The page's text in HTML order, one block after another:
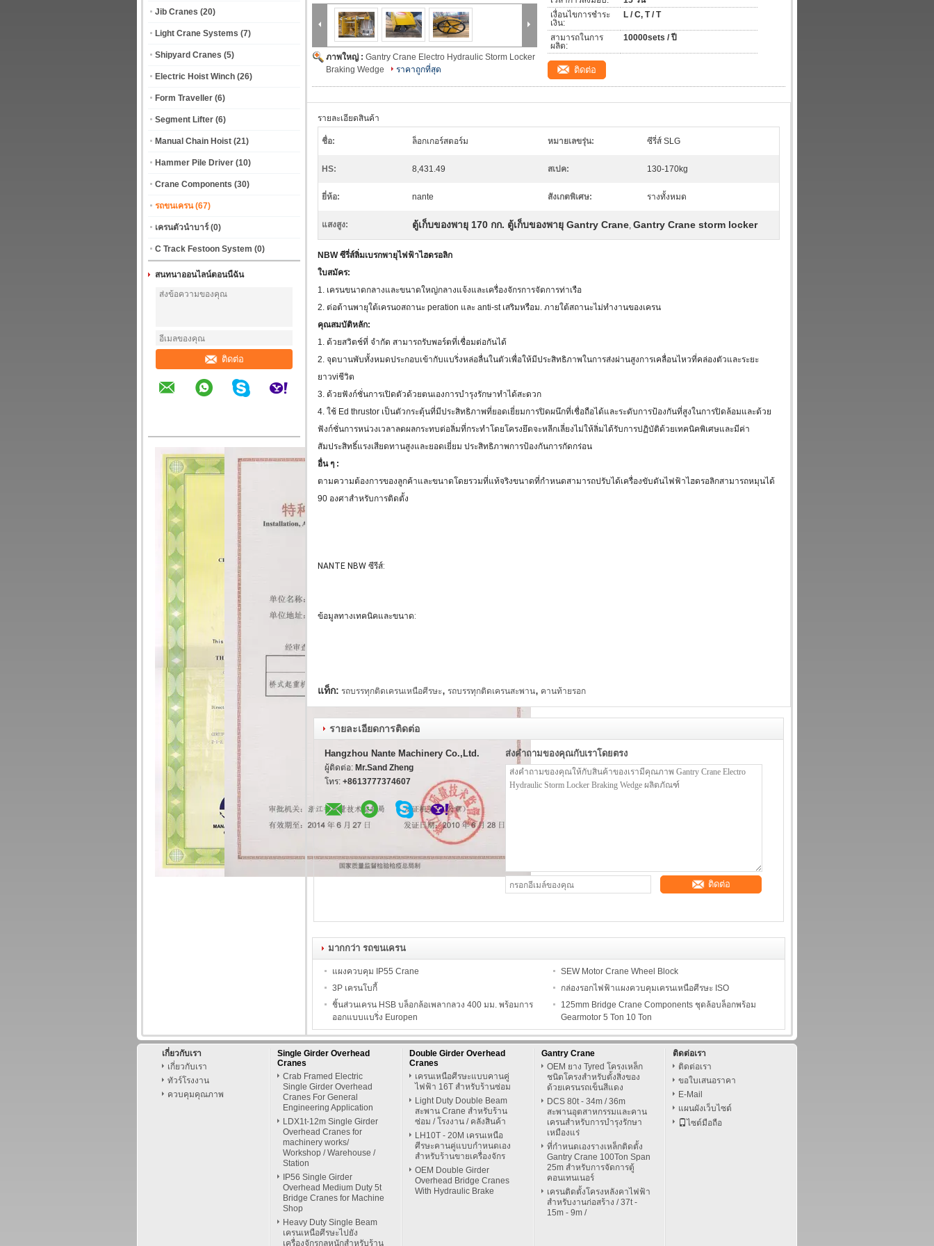
Jib Cranes (20)
Light Crane Systems (7)
Shipyard Cranes (5)
Electric Hoist Winch (26)
Form Traveller (6)
Segment Lifter (6)
Manual Chain Hoist (21)
Hammer Pile Driver (10)
Crane Components (30)
รถขนเครน (67)
เครนตัวนำบาร์ (0)
C Track Festoon System (0)
สนทนาออนไลน์ตอนนี้ฉัน
ติดต่อ
ภาพใหญ่ : Gantry Crane Electro Hydraulic Storm Locker
Braking Wedge
ราคาถูกที่สุด
เงื่อนไขการชำระ
เงิน:
L / C, T / T
สามารถในการ
ผลิต:
10000sets / ปี
ติดต่อ
รายละเอียดสินค้า
ชื่อ: ล็อกเกอร์สตอร์ม หมายเลขรุ่น: ซีรี่ส์ SLG
HS: 8,431.49 สเปค: 130-170kg
ยี่ห้อ: nante สังเกตพิเศษ: รางทั้งหมด
แสงสูง: ตู้เก็บของพายุ 170 กก. ตู้เก็บของพายุ Gantry Crane, Gantry Crane storm locker
NBW ซีรี่ส์ลิ่มเบรกพายุไฟฟ้าไฮดรอลิก
ใบสมัคร:
1. เครนขนาดกลางและขนาดใหญ่กลางแจ้งและเครื่องจักรการจัดการท่าเรือ
2. ต่อต้านพายุใต้เครนoสถานะ peration และ anti-st เสริมหรือม. ภายใต้สถานะไม่ทำงานของเครน
คุณสมบัติหลัก:
1. ด้วยสวิตช์ที่ จำกัด สามารถรับพอร์ตที่เชื่อมต่อกันได้
2. จุดบานพับทั้งหมดประกอบเข้ากับแบริ่งหล่อลื่นในตัวเพื่อให้มีประสิทธิภาพในการส่งผ่านสูงการเคลื่อนไหวที่คล่องตัวและระยะ
ยาวviชีวิต
3. ด้วยฟังก์ชั่นการเปิดตัวด้วยตนเองการบำรุงรักษาทำได้สะดวก
4. ใช้ Ed thrustor เป็นตัวกระตุ้นที่มีประสิทธิภาพที่ยอดเยี่ยมการปิดผนึกที่เชื่อถือได้และระดับการป้องกันที่สูงในการปิดล้อมและด้วย
ฟังก์ชั่นการหน่วงเวลาลดผลกระทบต่อลิ่มที่กระทำโดยโครงยึดจะหลีกเลี่ยงไม่ให้ลิ่มได้รับการปฏิบัติด้วยเทคนิคพิเศษและมีค่า
สัมประสิทธิ์แรงเสียดทานสูงและยอดเยี่ยม ประสิทธิภาพการป้องกันการกัดกร่อน
อื่น ๆ :
ตามความต้องการของลูกค้าและขนาดโดยรวมที่แท้จริงขนาดที่กำหนดสามารถปรับได้เครื่องขับดันไฟฟ้าไฮดรอลิกสามารถหมุนได้
90 องศาสำหรับการติดตั้ง
NANTE NBW ซีรีส์:
ข้อมูลทางเทคนิคและขนาด:
แท็ก: รถบรรทุกติดเครนเหนือศีรษะ, รถบรรทุกติดเครนสะพาน, คานท้ายรอก
รายละเอียดการติดต่อ
Hangzhou Nante Machinery Co.,Ltd.
ผู้ติดต่อ: Mr.Sand Zheng
โทร: +8613777374607
ส่งคำถามของคุณกับเราโดยตรง
ติดต่อ
มากกว่า รถขนเครน
แผงควบคุม IP55 Crane
SEW Motor Crane Wheel Block
3P เครนโบกี้
กล่องรอกไฟฟ้าแผงควบคุมเครนเหนือศีรษะ ISO
ชิ้นส่วนเครน HSB บล็อกล้อเพลากลวง 400 มม. พร้อมการ
ออกแบบแบริ่ง Europen
125mm Bridge Crane Components ชุดล้อบล็อกพร้อม
Gearmotor 5 Ton 10 Ton
เกี่ยวกับเรา
เกี่ยวกับเรา
ทัวร์โรงงาน
ควบคุมคุณภาพ
Single Girder Overhead
Cranes
Crab Framed Electric
Single Girder Overhead
Cranes For General
Engineering Application
LDX1t-12m Single Girder
Overhead Cranes for
machinery works/
Workshop / Warehouse /
Station
IP56 Single Girder
Overhead Medium Duty 5t
Bridge Cranes for Machine
Shop
Heavy Duty Single Beam
เครนเหนือศีรษะไปยัง
เครื่องจักรกลหนักสำหรับร้าน
Double Girder Overhead
Cranes
เครนเหนือศีรษะแบบคานคู่
ไฟฟ้า 16T สำหรับร้านซ่อม
Light Duty Double Beam
สะพาน Crane สำหรับร้าน
ซ่อม / โรงงาน / คลังสินค้า
LH10T - 20M เครนเหนือ
ศีรษะคานคู่แบบกำหนดเอง
สำหรับร้านขายเครื่องจักร
OEM Double Girder
Overhead Bridge Cranes
With Hydraulic Brake
Gantry Crane
OEM ยาง Tyred โครงเหล็ก
ชนิดโครงสำหรับตั้งสิ่งของ
ด้วยเครนรถเข็นสีแดง
DCS 80t - 34m / 36m
สะพานอุตสาหกรรมและคาน
เครนสำหรับการบำรุงรักษา
เหมืองแร่
ที่กำหนดเองรางเหล็กติดตั้ง
Gantry Crane 100Ton Span
25m สำหรับการจัดการตู้
คอนเทนเนอร์
เครนติดตั้งโครงหลังคาไฟฟ้า
สำหรับงานก่อสร้าง / 37t -
15m - 9m /
ติดต่อเรา
ติดต่อเรา
ขอใบเสนอราคา
E-Mail
แผนผังเว็บไซต์
ไซต์มือถือ